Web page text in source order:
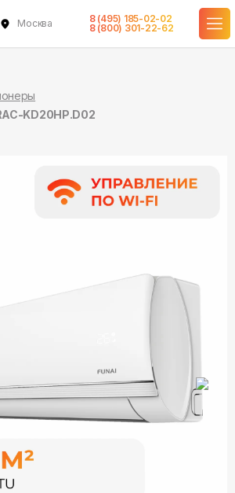
Москва
8 (495) 185-02-02
8 (800) 301-22-62
KD20HP.D02